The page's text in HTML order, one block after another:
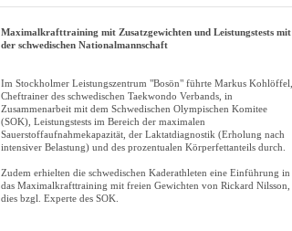
Maximalkrafttraining mit Zusatzgewichten und Leistungstests mit
der schwedischen Nationalmannschaft
Im Stockholmer Leistungszentrum "Bosön" führte Markus Kohlöffel,
Cheftrainer des schwedischen Taekwondo Verbands, in
Zusammenarbeit mit dem Schwedischen Olympischen Komitee
(SOK), Leistungstests im Bereich der maximalen
Sauerstoffaufnahmekapazität, der Laktatdiagnostik (Erholung nach
intensiver Belastung) und des prozentualen Körperfettanteils durch.
Zudem erhielten die schwedischen Kaderathleten eine Einführung in
das Maximalkrafttraining mit freien Gewichten von Rickard Nilsson,
dies bzgl. Experte des SOK.